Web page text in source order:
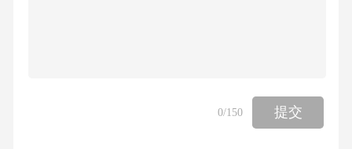
者，将会得到一定数量的比特币奖励。该参与
0/150 提交